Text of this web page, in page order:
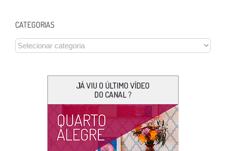
CATEGORIAS
CATEGORIAS